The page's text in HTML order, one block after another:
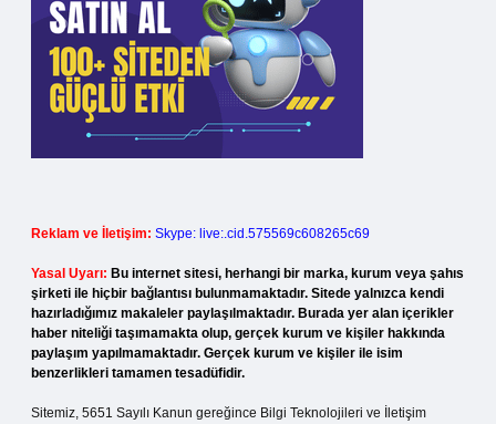
Reklam ve İletişim: Skype: live:.cid.575569c608265c69
Yasal Uyarı: Bu internet sitesi, herhangi bir marka, kurum veya şahıs
şirketi ile hiçbir bağlantısı bulunmamaktadır. Sitede yalnızca kendi
hazırladığımız makaleler paylaşılmaktadır. Burada yer alan içerikler
haber niteliği taşımamakta olup, gerçek kurum ve kişiler hakkında
paylaşım yapılmamaktadır. Gerçek kurum ve kişiler ile isim
benzerlikleri tamamen tesadüfidir.
Sitemiz, 5651 Sayılı Kanun gereğince Bilgi Teknolojileri ve İletişim